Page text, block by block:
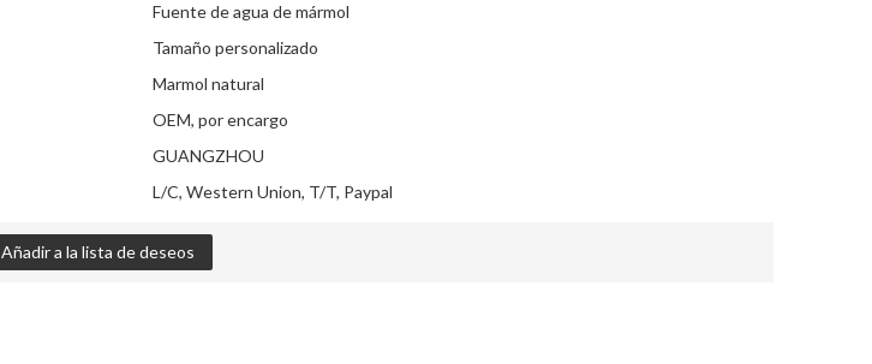
Fuente de agua de mármol
Tamaño personalizado
Marmol natural
OEM, por encargo
GUANGZHOU
L/C, Western Union, T/T, Paypal
Añadir a la lista de deseos